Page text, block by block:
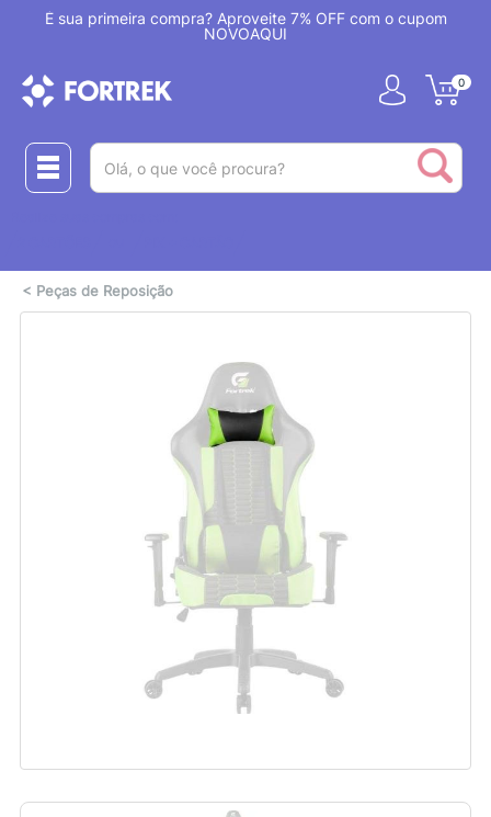
É sua primeira compra? Aproveite 7% OFF com o cupom
NOVOAQUI
0
< Peças de Reposição